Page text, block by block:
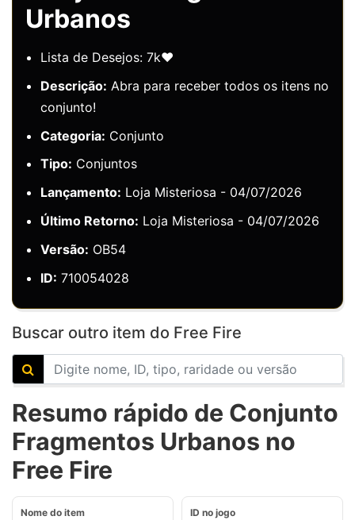
Urbanos
Lista de Desejos: 7k❤️
Descrição: Abra para receber todos os itens no
conjunto!
Categoria: Conjunto
Tipo: Conjuntos
Lançamento: Loja Misteriosa - 04/07/2026
Último Retorno: Loja Misteriosa - 04/07/2026
Versão: OB54
ID: 710054028
Buscar outro item do Free Fire
Resumo rápido de Conjunto
Fragmentos Urbanos no
Free Fire
Nome do item ID no jogo